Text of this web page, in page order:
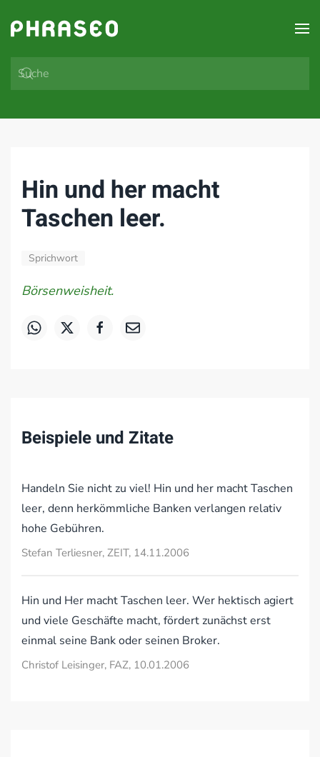
Zum Hauptinhalt springen
Hin und her macht
Taschen leer.
Sprichwort
Börsenweisheit.
Beispiele und Zitate
Handeln Sie nicht zu viel! Hin und her macht Taschen
leer, denn herkömmliche Banken verlangen relativ
hohe Gebühren.
Stefan Terliesner, ZEIT, 14.11.2006
Hin und Her macht Taschen leer. Wer hektisch agiert
und viele Geschäfte macht, fördert zunächst erst
einmal seine Bank oder seinen Broker.
Christof Leisinger, FAZ, 10.01.2006